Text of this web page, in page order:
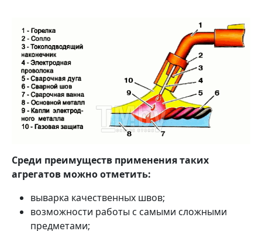
Среди преимуществ применения таких
агрегатов можно отметить:
выварка качественных швов;
возможности работы с самыми сложными
предметами;